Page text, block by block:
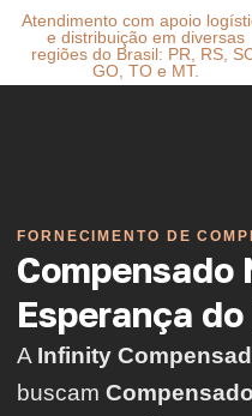
Atendimento com apoio
e distribuição em diversas
regiões do Brasil: PR, RS,
GO, TO e MT.
FORNECIMENTO DE
Compensado
Esperança
A Infinity
buscam